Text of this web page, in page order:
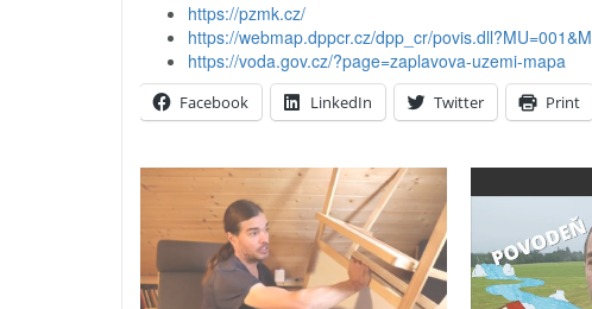
https://pzmk.cz/
https://webmap.dppcr.cz/dpp_cr/
https://voda.gov.cz/?page=zaplavova-uzemi-mapa
Facebook LinkedIn Twitter Print